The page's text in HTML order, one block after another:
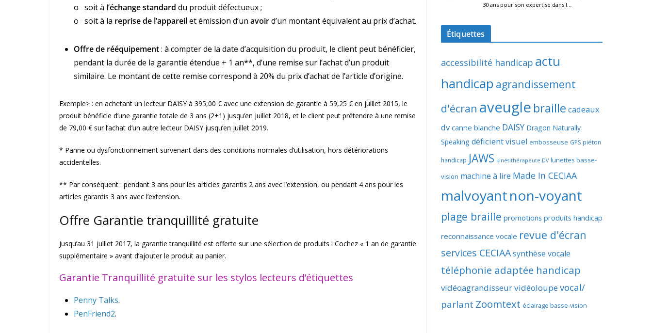
o soit à l’échange standard du produit défectueux ;
o soit à la reprise de l’appareilet émission d’un avoird’un montant équivalent au prix d’achat.
Offre de rééquipement: à compter de la date d’acquisition du produit, le client peut bénéficier,
pendant la durée de la garantie étendue + 1 an**, d’une remise sur l’achat d’un produit
similaire. Le montant de cette remise correspond à 20% du prix d’achat de l’article d’origine.
Exemple> : en achetant un lecteur DAISY à 395,00 € avec une extension de garantie à 59,25 € en juillet 2015, le
produit bénéficie d’une garantie totale de 3 ans (2+1) jusqu’en juillet 2018, et le client peut prétendre à une remise
de 79,00 € sur l’achat d’un autre lecteur DAISY jusqu’en juillet 2019.
* Panne ou dysfonctionnement survenant dans des conditions normales d’utilisation, hors détériorations
accidentelles.
** Par conséquent : pendant 3 ans pour les articles garantis 2 ans avec l’extension, ou pendant 4 ans pour les
articles garantis 3 ans avec l’extension.
Offre Garantie tranquillité gratuite
Jusqu’au 31 juillet 2017, la garantie tranquillité est offerte sur une sélection de produits ! Cochez « 1 an de garantie
supplémentaire » avant d’ajouter le produit au panier.
Garantie Tranquillité gratuite sur les stylos lecteurs d’étiquettes
Penny Talks.
PenFriend2.
Étiquettes
accessibilité handicap actu
handicap agrandissement
d'écran aveugle braille cadeaux
dv canne blanche DAISY Dragon Naturally
Speaking déficient visuel embosseuse GPS piéton
handicap JAWS kinésithérapeute DV lunettes basse-
vision machine à lire Made In CECIAA
malvoyantnon-voyant
plage braille promotions produits handicap
reconnaissance vocale revue d'écran
services CECIAAsynthèse vocale
téléphonie adaptée handicap
vidéoagrandisseurvidéoloupevocal/
parlant Zoomtext éclairage basse-vision